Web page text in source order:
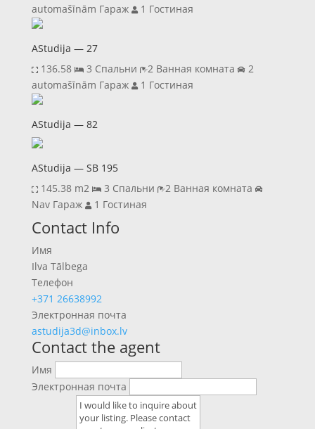
automašīnām Гараж
1 Гостиная
AStudija — 27
136.58
3 Спальни 2 Ванная комната 2
automašīnām Гараж
1 Гостиная
AStudija — 82
AStudija — SB 195
145.38 m2
3 Спальни
2 Ванная комната
Nav Гараж
1 Гостиная
Previous
Next
Contact Info
Имя
Ilva Tālbega
Телефон
+371 26638992
Электронная почта
astudija3d@inbox.lv
Contact the agent
Имя
Электронная почта